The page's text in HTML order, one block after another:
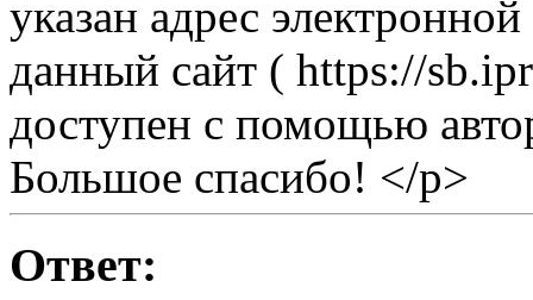
указан адрес
данный сайт ( https://
доступен с помощью
Большое спасибо! </p>
Ответ: